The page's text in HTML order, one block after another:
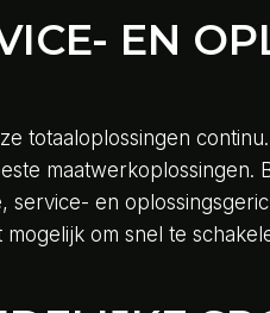
EN
totaaloplossingen
en
mogelijk om snel te